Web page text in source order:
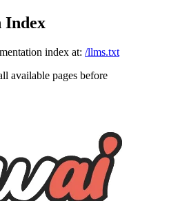
Index
index at: /llms.txt
available pages before